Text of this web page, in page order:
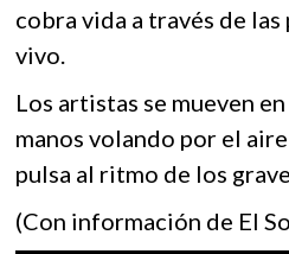
cobra vida a través de
vivo.
Los artistas se mueven
manos volando por el
pulsa al ritmo de los
(Con información de El